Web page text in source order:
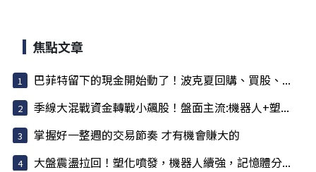
焦點文章
巴菲特留下的現金開始動了！波克夏回購、買股、...
季線大混戰資金轉戰小飆股！盤面主流:機器人+塑...
掌握好一整週的交易節奏 才有機會賺大的
大盤震盪拉回！塑化噴發，機器人續強，記憶體分...